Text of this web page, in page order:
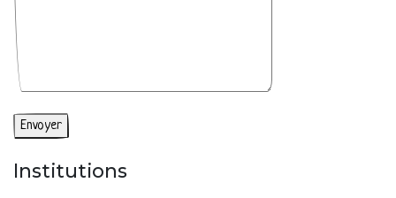
Institutions